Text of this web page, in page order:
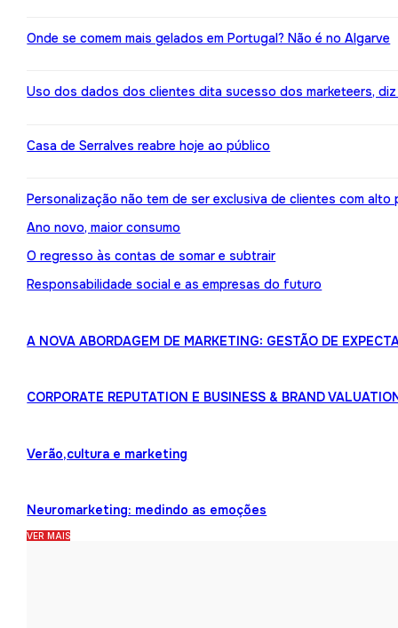
Onde se comem mais gelados em Portugal? Não é no Algarve
Uso dos dados dos clientes dita sucesso dos marketeers,
Casa de Serralves reabre hoje ao público
Personalização não tem de ser exclusiva de clientes com
Ano novo, maior consumo
O regresso às contas de somar e subtrair
Responsabilidade social e as empresas do futuro
A NOVA ABORDAGEM DE MARKETING: GESTÃO DE
CORPORATE REPUTATION E BUSINESS & BRAND
Verão,cultura e marketing
Neuromarketing: medindo as emoções
VER MAIS